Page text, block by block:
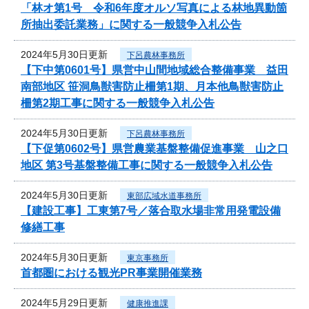
「林オ第1号 令和6年度オルソ写真による林地異動箇
所抽出委託業務」に関する一般競争入札公告
2024年5月30日更新 下呂農林事務所
【下中第0601号】県営中山間地域総合整備事業 益田
南部地区 笹洞鳥獣害防止柵第1期、月本他鳥獣害防止
柵第2期工事に関する一般競争入札公告
2024年5月30日更新 下呂農林事務所
【下促第0602号】県営農業基盤整備促進事業 山之口
地区 第3号基盤整備工事に関する一般競争入札公告
2024年5月30日更新 東部広域水道事務所
【建設工事】工東第7号／落合取水場非常用発電設備
修繕工事
2024年5月30日更新 東京事務所
首都圏における観光PR事業開催業務
2024年5月29日更新 健康推進課